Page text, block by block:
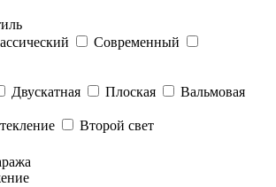
Современный
Двускатная Плоская
Вальмовая
Второй свет